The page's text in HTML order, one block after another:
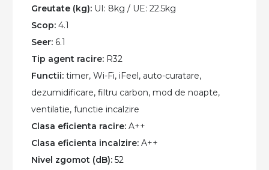
Greutate (kg): UI: 8kg / UE: 22.5kg
Scop: 4.1
Seer: 6.1
Tip agent racire: R32
Functii: timer, Wi-Fi, iFeel, auto-curatare,
dezumidificare, filtru carbon, mod de noapte,
ventilatie, functie incalzire
Clasa eficienta racire: A++
Clasa eficienta incalzire: A++
Nivel zgomot (dB): 52